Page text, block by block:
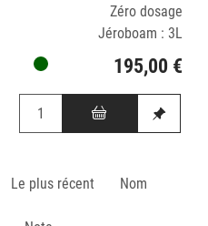
Zéro dosage
Jéroboam : 3L
195,00 €
Le plus récent Nom